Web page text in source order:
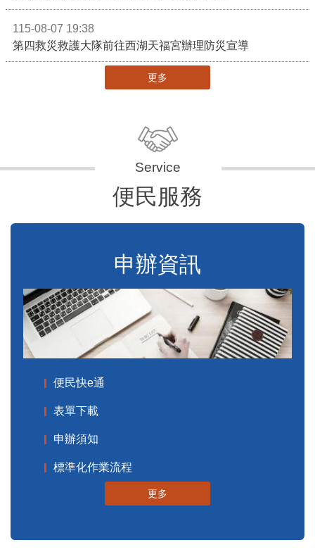
115-08-07 19:38
第四救災救護大隊前往西湖天福宮辦理防災宣導
更多
便民服務
申辦資訊
便民快e通
表單下載
申辦須知
標準化作業流程
更多